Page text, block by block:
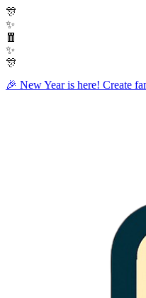
🎊
✨
🧧
✨
🎊
🎉 New Year is here! Create